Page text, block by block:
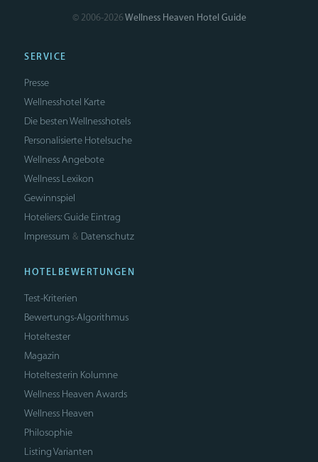
© 2006-2026Wellness Heaven Hotel Guide
SERVICE
Presse
Wellnesshotel Karte
Die besten Wellnesshotels
Personalisierte Hotelsuche
Wellness Angebote
Wellness Lexikon
Gewinnspiel
Hoteliers: Guide Eintrag
Impressum & Datenschutz
HOTELBEWERTUNGEN
Test-Kriterien
Bewertungs-Algorithmus
Hoteltester
Magazin
Hoteltesterin Kolumne
Wellness Heaven Awards
Wellness Heaven
Philosophie
Listing Varianten